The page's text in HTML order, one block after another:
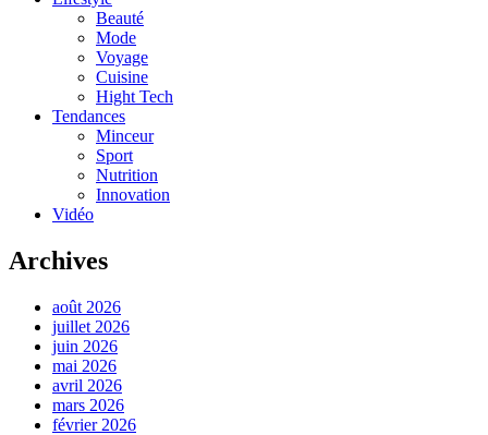
Beauté
Mode
Voyage
Cuisine
Hight Tech
Tendances
Minceur
Sport
Nutrition
Innovation
Vidéo
Archives
août 2026
juillet 2026
juin 2026
mai 2026
avril 2026
mars 2026
février 2026